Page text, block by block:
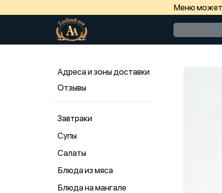
Меню может
Адреса и зоны доставки
Отзывы
Завтраки
Супы
Салаты
Блюда из мяса
Блюда на мангале